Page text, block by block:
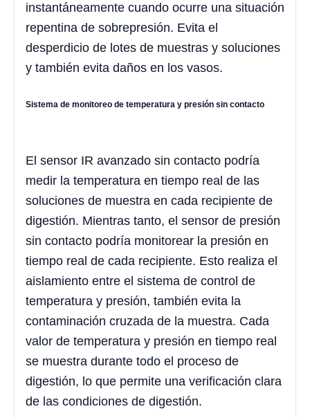
instantáneamente cuando ocurre una situación
repentina de sobrepresión. Evita el
desperdicio de lotes de muestras y soluciones
y también evita daños en los vasos.
Sistema de monitoreo de temperatura y presión sin contacto
El sensor IR avanzado sin contacto podría
medir la temperatura en tiempo real de las
soluciones de muestra en cada recipiente de
digestión. Mientras tanto, el sensor de presión
sin contacto podría monitorear la presión en
tiempo real de cada recipiente. Esto realiza el
aislamiento entre el sistema de control de
temperatura y presión, también evita la
contaminación cruzada de la muestra. Cada
valor de temperatura y presión en tiempo real
se muestra durante todo el proceso de
digestión, lo que permite una verificación clara
de las condiciones de digestión.